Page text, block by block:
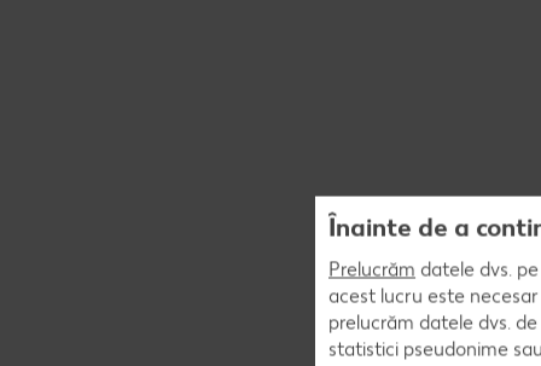
Înainte de a
Prelucrăm datele dvs.
acest lucru este
prelucrăm datele dvs.
statistici pseudonime